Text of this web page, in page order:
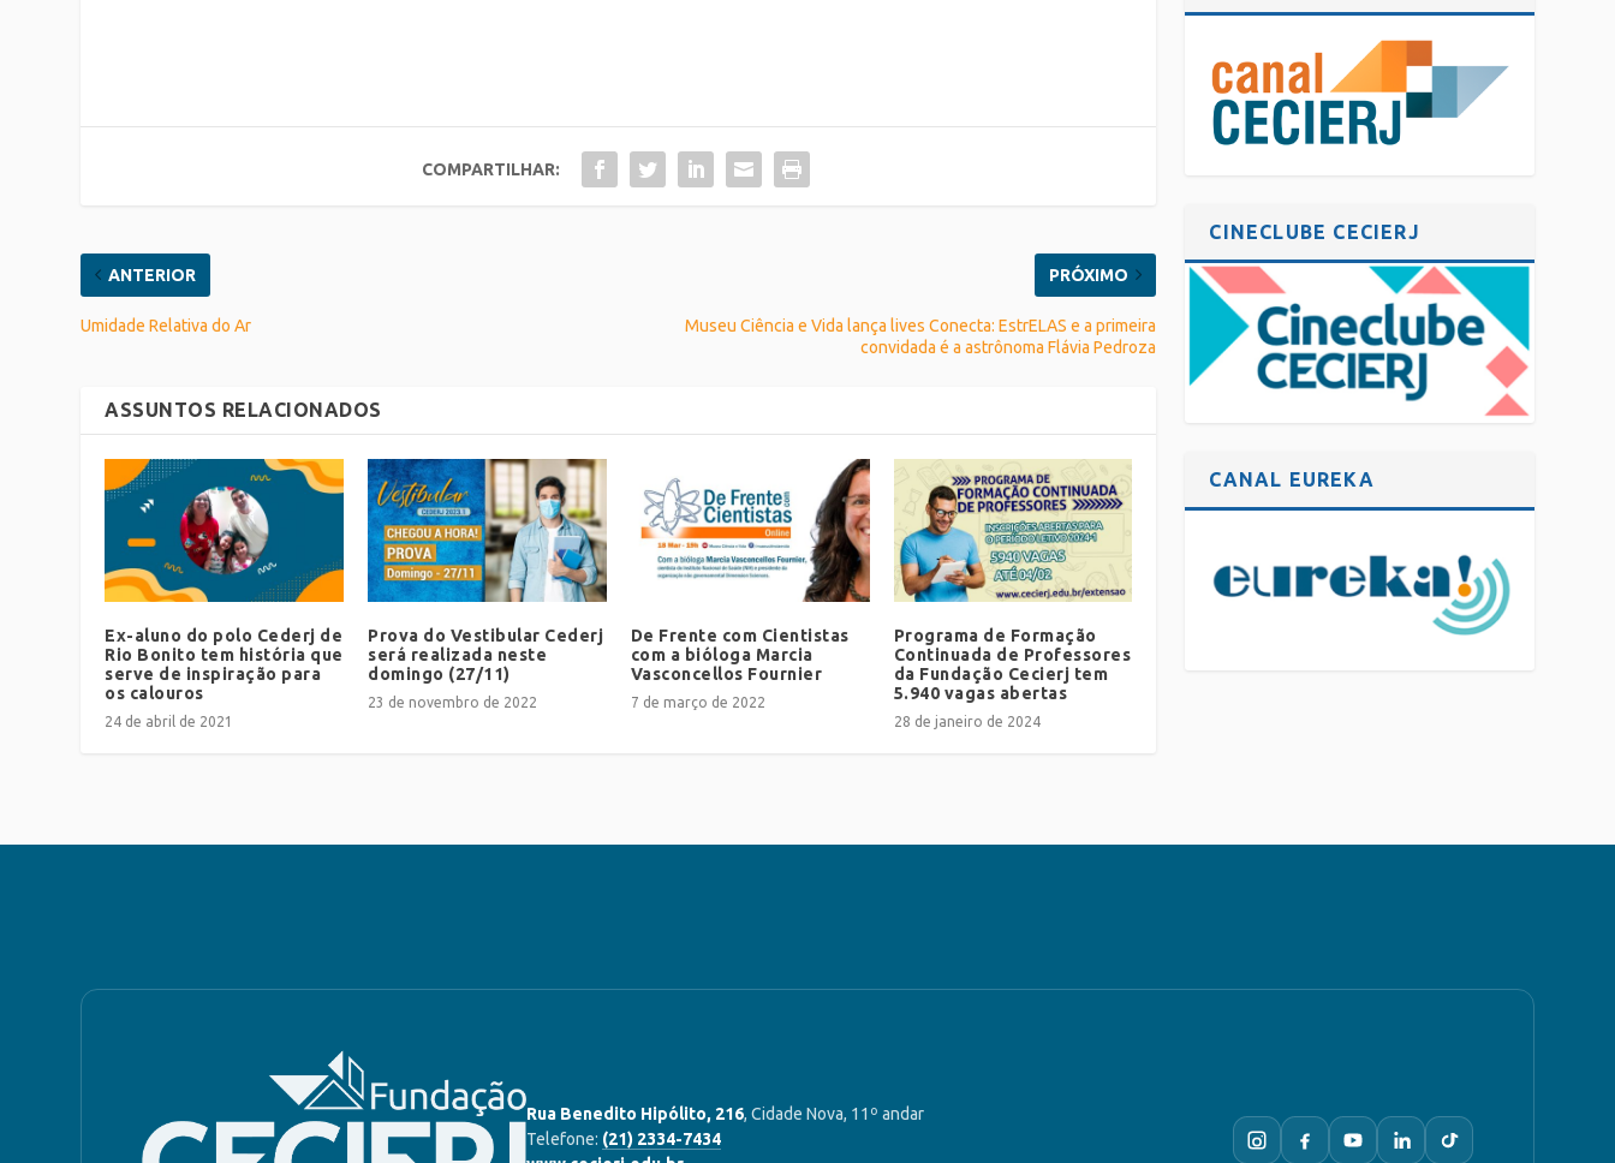
COMPARTILHAR:
ANTERIOR
Umidade Relativa do Ar
PRÓXIMO
Museu Ciência e Vida lança lives Conecta: EstrELAS e a primeira
convidada é a astrônoma Flávia Pedroza
ASSUNTOS RELACIONADOS
Ex-aluno do polo Cederj de
Rio Bonito tem história que
serve de inspiração para
os calouros
24 de abril de 2021
Prova do Vestibular Cederj
será realizada neste
domingo (27/11)
23 de novembro de 2022
De Frente com Cientistas
com a bióloga Marcia
Vasconcellos Fournier
7 de março de 2022
Programa de Formação
Continuada de Professores
da Fundação Cecierj tem
5.940 vagas abertas
28 de janeiro de 2024
CINECLUBE CECIERJ
CANAL EUREKA
Rua Benedito Hipólito, 216, Cidade Nova, 11º andar
Telefone: (21) 2334-7434